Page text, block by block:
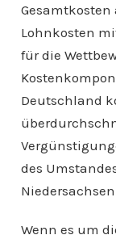
Lohnkosten
für die
Deutschland
des
Wenn es um